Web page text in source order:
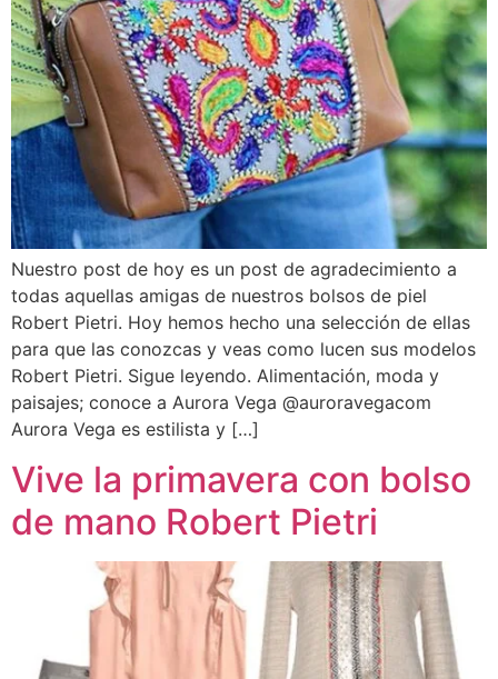
Nuestro post de hoy es un post de agradecimiento a
todas aquellas amigas de nuestros bolsos de piel
Robert Pietri. Hoy hemos hecho una selección de ellas
para que las conozcas y veas como lucen sus modelos
Robert Pietri. Sigue leyendo. Alimentación, moda y
paisajes; conoce a Aurora Vega @auroravegacom
Aurora Vega es estilista y […]
Vive la primavera con bolso
de mano Robert Pietri